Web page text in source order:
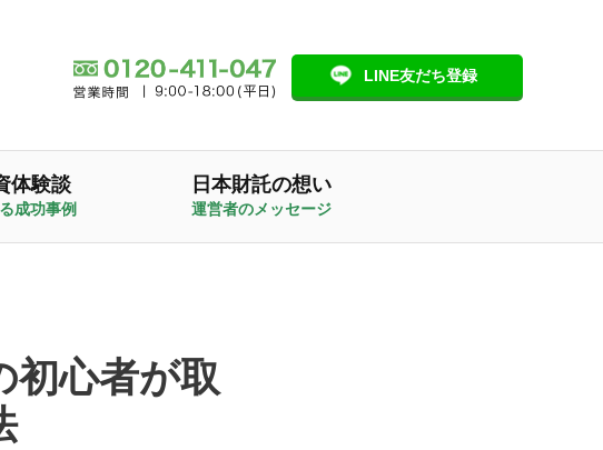
LINE友だち登録
体験談
成功事例
日本財託の想い
運営者のメッセージ
初心者が取